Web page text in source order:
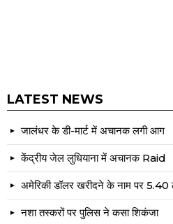
LATEST NEWS
जालंधर के डी-मार्ट में अचानक लगी आग
केंद्रीय जेल लुधियाना में अचानक Raid
अमेरिकी डॉलर खरीदने के नाम पर 5.40
नशा तस्करों पर पुलिस ने कसा शिकंजा